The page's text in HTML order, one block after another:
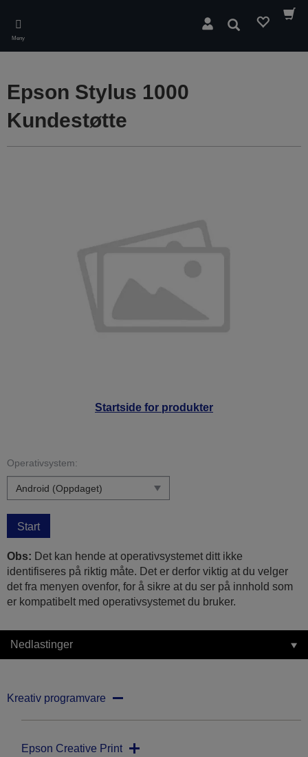
main
content
Meny
Søk
Startside for produkter
Epson Stylus 1000
Kundestøtte
Operativsystem:
Start
Obs: Det kan hende at operativsystemet ditt ikke
identifiseres på riktig måte. Det er derfor viktig at du velger
det fra menyen ovenfor, for å sikre at du ser på innhold som
er kompatibelt med operativsystemet du bruker.
Nedlastinger
Kreativ programvare
Epson Creative Print